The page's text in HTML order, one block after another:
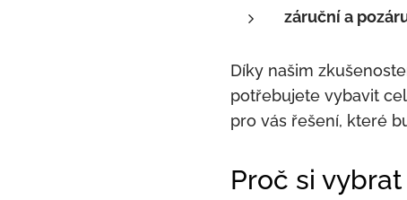
záruční a
Díky našim
potřebujete vybavit
pro vás řešení, které
Proč si